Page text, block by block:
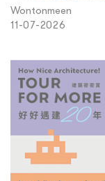
Wontonmeen
11-07-2026